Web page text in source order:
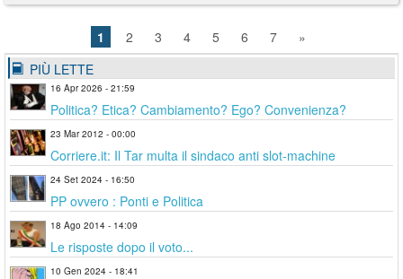
1 2 3 4 5 6 7
»
PIÙ LETTE
16 Apr 2026 - 21:59
Politica? Etica? Cambiamento? Ego? Convenienza?
23 Mar 2012 - 00:00
Corriere.it: Il Tar multa il sindaco anti slot-machine
24 Set 2024 - 16:50
PP ovvero : Ponti e Politica
18 Ago 2014 - 14:09
Le risposte dopo il voto...
10 Gen 2024 - 18:41